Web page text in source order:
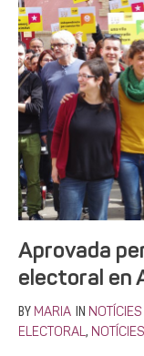
Aprovada
electoral en
BY MARIA IN NOTÍCIES
ELECTORAL, NOTÍCIES